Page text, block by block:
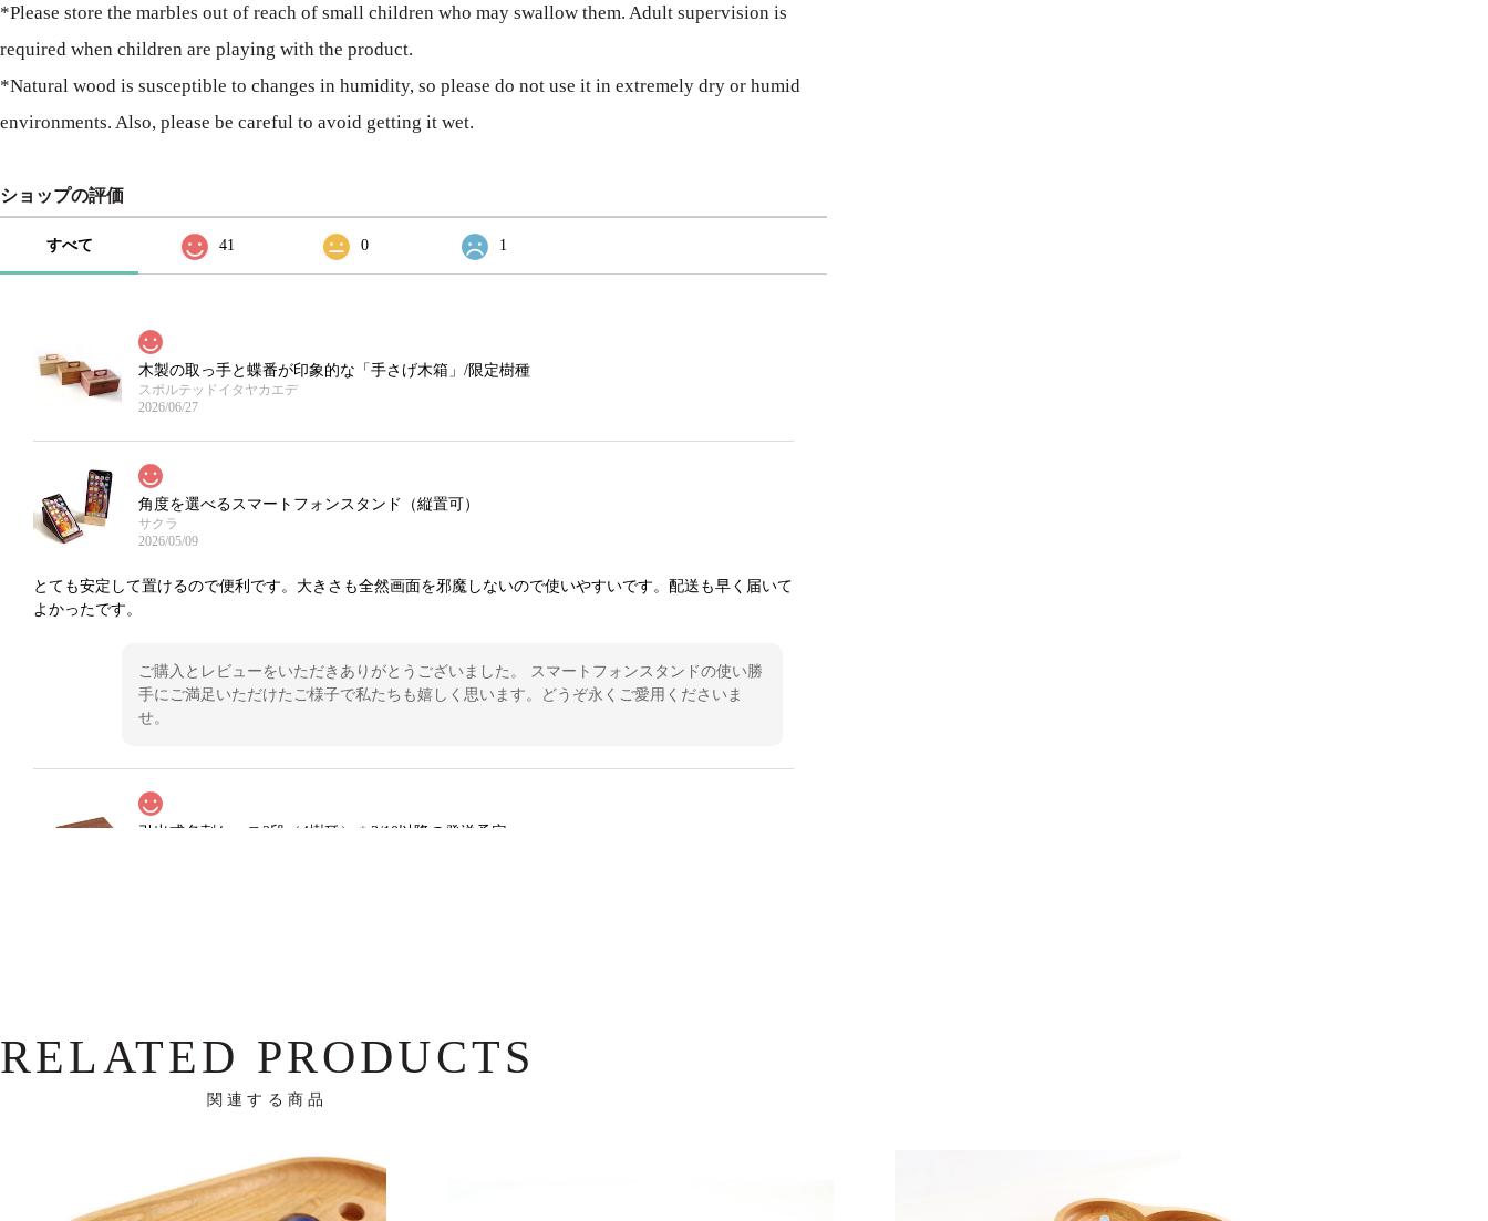
*Please store the marbles out of reach of small children who may swallow them. Adult supervision is
required when children are playing with the product.
*Natural wood is susceptible to changes in humidity, so please do not use it in extremely dry or humid
environments. Also, please be careful to avoid getting it wet.
ショップの評価
すべて 41 0 1
木製の取っ手と蝶番が印象的な「手さげ木箱」/限定樹種
スポルテッドイタヤカエデ
2026/06/27
角度を選べるスマートフォンスタンド（縦置可）
サクラ
2026/05/09
とても安定して置けるので便利です。大きさも全然画面を邪魔しないので使いやすいです。配送も早く届いて
よかったです。
ご購入とレビューをいただきありがとうございました。 スマートフォンスタンドの使い勝
手にご満足いただけたご様子で私たちも嬉しく思います。どうぞ永くご愛用くださいま
せ。
引出式名刺ケース2段（4樹種）＊3/10以降の発送予定
RELATED PRODUCTS
関連する商品